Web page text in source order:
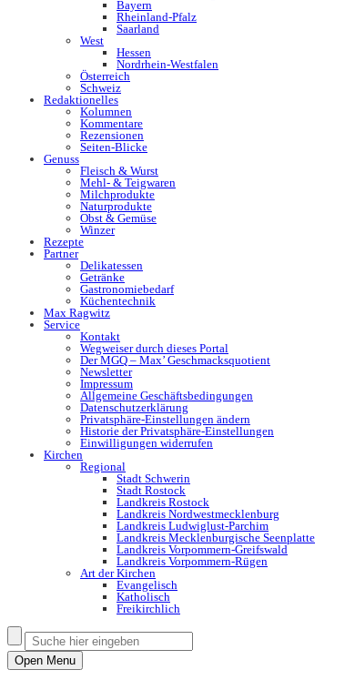
Bayern
Rheinland-Pfalz
Saarland
West
Hessen
Nordrhein-Westfalen
Österreich
Schweiz
Redaktionelles
Kolumnen
Kommentare
Rezensionen
Seiten-Blicke
Genuss
Fleisch & Wurst
Mehl- & Teigwaren
Milchprodukte
Naturprodukte
Obst & Gemüse
Winzer
Rezepte
Partner
Delikatessen
Getränke
Gastronomiebedarf
Küchentechnik
Max Ragwitz
Service
Kontakt
Wegweiser durch dieses Portal
Der MGQ – Max’ Geschmacksquotient
Newsletter
Impressum
Allgemeine Geschäftsbedingungen
Datenschutzerklärung
Privatsphäre-Einstellungen ändern
Historie der Privatsphäre-Einstellungen
Einwilligungen widerrufen
Kirchen
Regional
Stadt Schwerin
Stadt Rostock
Landkreis Rostock
Landkreis Nordwestmecklenburg
Landkreis Ludwiglust-Parchim
Landkreis Mecklenburgische Seenplatte
Landkreis Vorpommern-Greifswald
Landkreis Vorpommern-Rügen
Art der Kirchen
Evangelisch
Katholisch
Freikirchlich
Open Menu